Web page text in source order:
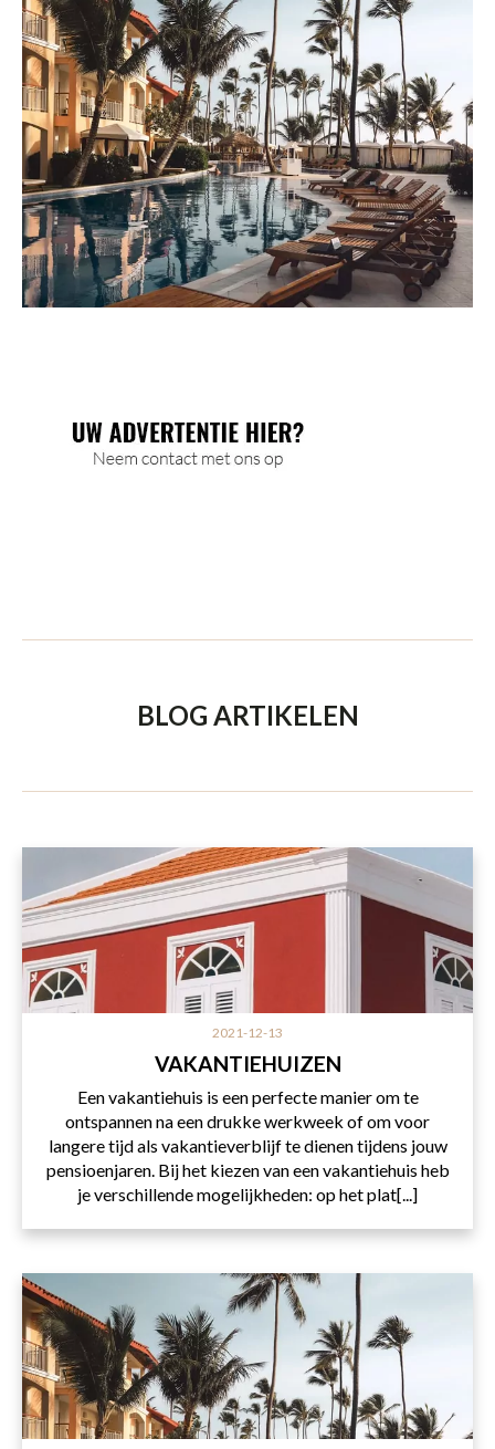
BLOG ARTIKELEN
2021-12-13
VAKANTIEHUIZEN
Een vakantiehuis is een perfecte manier om te
ontspannen na een drukke werkweek of om voor
langere tijd als vakantieverblijf te dienen tijdens jouw
pensioenjaren. Bij het kiezen van een vakantiehuis heb
je verschillende mogelijkheden: op het plat[...]